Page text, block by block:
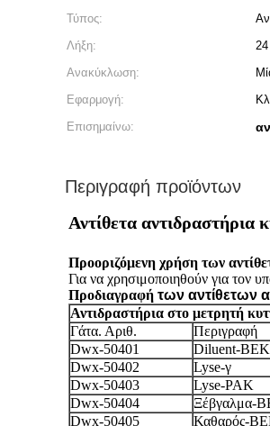
Τύπος:
Λήξη:
24
Ανακύκλωση:
Εφαρμογή:
Επισημαίνω:
Περιγραφή προϊόντων
Αντίθετα
Προδιαγραφή των αντίθετων
Αντιδραστήρια στο μετρητή
Γάτα. Αριθ.
Περιγραφή
Dwx-50401
Diluent-BEK
Dwx-50402
Lyse-γ
Dwx-50403
Lyse-PAK
Dwx-50404
Ξέβγαλμα-
Dwx-50405
Καθαρός-